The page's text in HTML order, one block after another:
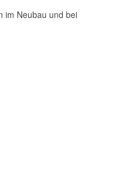
im Neubau und bei